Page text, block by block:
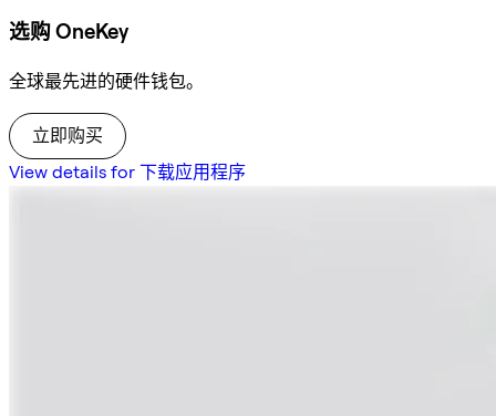
选购 OneKey
全球最先进的硬件钱包。
立即购买
View details for 下载应用程序